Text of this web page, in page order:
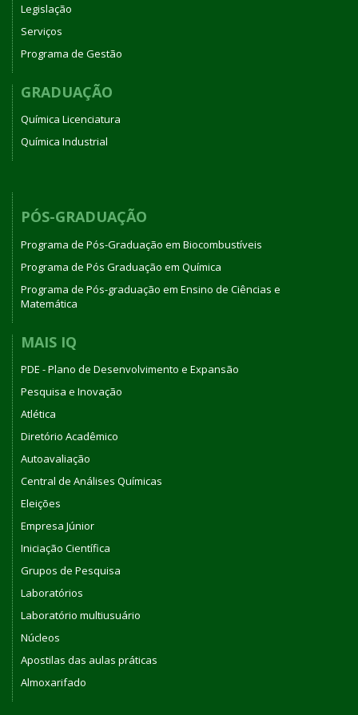
Legislação
Serviços
Programa de Gestão
GRADUAÇÃO
Química Licenciatura
Química Industrial
PÓS-GRADUAÇÃO
Programa de Pós-Graduação em Biocombustíveis
Programa de Pós Graduação em Química
Programa de Pós-graduação em Ensino de Ciências e
Matemática
MAIS IQ
PDE - Plano de Desenvolvimento e Expansão
Pesquisa e Inovação
Atlética
Diretório Acadêmico
Autoavaliação
Central de Análises Químicas
Eleições
Empresa Júnior
Iniciação Científica
Grupos de Pesquisa
Laboratórios
Laboratório multiusuário
Núcleos
Apostilas das aulas práticas
Almoxarifado